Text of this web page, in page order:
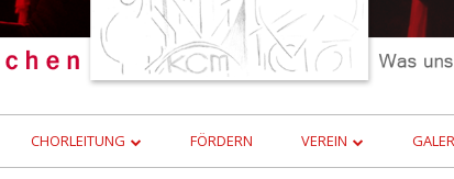
CHORLEITUNG FÖRDERN VEREIN